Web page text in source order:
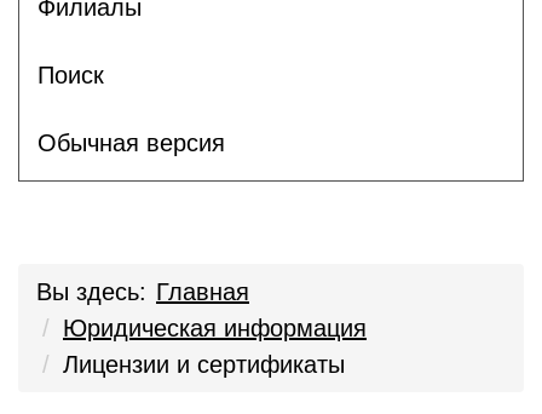
Филиалы
Поиск
Обычная версия
Вы здесь: Главная
Юридическая информация
Лицензии и сертификаты